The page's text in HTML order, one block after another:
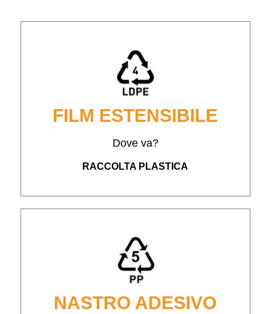
FILM ESTENSIBILE
Dove va?
RACCOLTA PLASTICA
NASTRO ADESIVO